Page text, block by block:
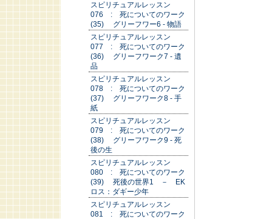
スピリチュアルレッスン
076 : 死についてのワーク
(35) グリーフワー6 - 物語
スピリチュアルレッスン
077 : 死についてのワーク
(36) グリーフワーク7 - 遺
品
スピリチュアルレッスン
078 : 死についてのワーク
(37) グリーフワーク8 - 手
紙
スピリチュアルレッスン
079 : 死についてのワーク
(38) グリーフワーク9 - 死
後の生
スピリチュアルレッスン
080 : 死についてのワーク
(39) 死後の世界1 － EK
ロス：ダギー少年
スピリチュアルレッスン
081 : 死についてのワーク